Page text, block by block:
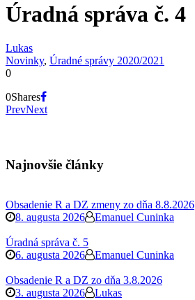
Úradná správa č. 4
Lukas
Novinky, Úradné správy 2020/2021
0
0Shares
PrevNext
Najnovšie články
Obsadenie R a DZ zmeny zo dňa 8.8.2026
8. augusta 2026
Emanuel Cuninka
Úradná správa č. 5
6. augusta 2026
Emanuel Cuninka
Obsadenie R a DZ zo dňa 3.8.2026
3. augusta 2026
Lukas